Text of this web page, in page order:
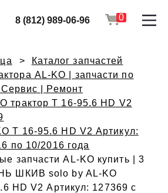
8 (812) 989-06-96 0
Каталог запчастей
AL-KO | запчасти по
| Ремонт
трактор T 16-95.6 HD V2
T 16-95.6 HD V2 Артикул:
по 10/2016 года
запчасти AL-KO купить | 3
ШКИВ solo by AL-KO
HD V2 Артикул: 127369 с